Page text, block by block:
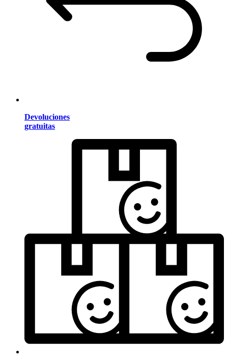
Devoluciones
gratuitas